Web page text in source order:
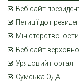
Веб-сайт
Петиції до
Міністерство
Веб-сайт
Урядовий портал
Сумська ОДА